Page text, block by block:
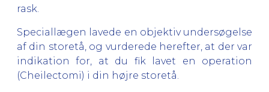
rask.
Speciallægen lavede en objektiv undersøgelse
af din storetå, og vurderede herefter, at der var
indikation for, at du fik lavet en operation
(Cheilectomi) i din højre storetå.